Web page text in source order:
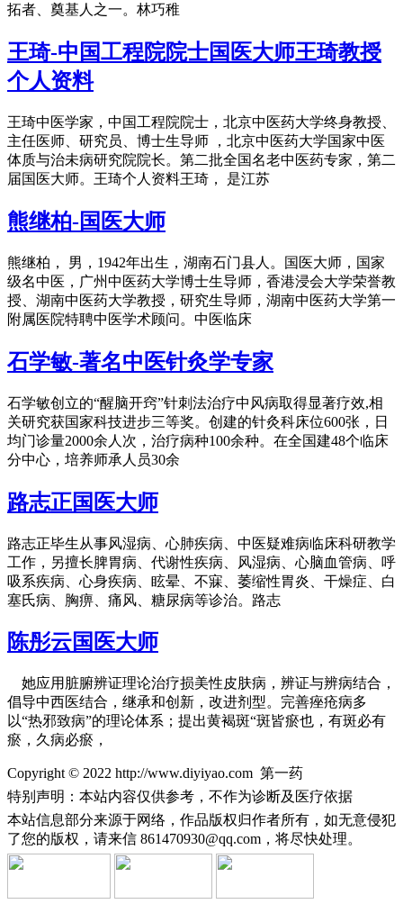
拓者、奠基人之一。林巧稚
王琦-中国工程院院士国医大师王琦教授
个人资料
王琦中医学家，中国工程院院士，北京中医药大学终身教授、
主任医师、研究员、博士生导师 ，北京中医药大学国家中医
体质与治未病研究院院长。第二批全国名老中医药专家，第二
届国医大师。王琦个人资料王琦， 是江苏
熊继柏-国医大师
熊继柏， 男，1942年出生，湖南石门县人。国医大师，国家
级名中医，广州中医药大学博士生导师，香港浸会大学荣誉教
授、湖南中医药大学教授，研究生导师，湖南中医药大学第一
附属医院特聘中医学术顾问。中医临床
石学敏-著名中医针灸学专家
石学敏创立的“醒脑开窍”针刺法治疗中风病取得显著疗效,相
关研究获国家科技进步三等奖。创建的针灸科床位600张，日
均门诊量2000余人次，治疗病种100余种。在全国建48个临床
分中心，培养师承人员30余
路志正国医大师
路志正毕生从事风湿病、心肺疾病、中医疑难病临床科研教学
工作，另擅长脾胃病、代谢性疾病、风湿病、心脑血管病、呼
吸系疾病、心身疾病、眩晕、不寐、萎缩性胃炎、干燥症、白
塞氏病、胸痹、痛风、糖尿病等诊治。路志
陈彤云国医大师
她应用脏腑辨证理论治疗损美性皮肤病，辨证与辨病结合，
倡导中西医结合，继承和创新，改进剂型。完善痤疮病多
以“热邪致病”的理论体系；提出黄褐斑“斑皆瘀也，有斑必有
瘀，久病必瘀，
Copyright © 2022 http://www.diyiyao.com 第一药
特别声明：本站内容仅供参考，不作为诊断及医疗依据
本站信息部分来源于网络，作品版权归作者所有，如无意侵犯
了您的版权，请来信 861470930@qq.com，将尽快处理。